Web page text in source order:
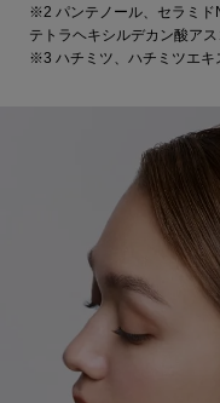
※2 パンテノール、セラミド
テトラヘキシルデカン酸ア
※3 ハチミツ、ハチミツエキ